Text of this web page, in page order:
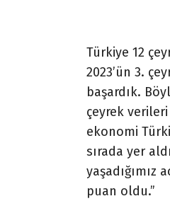
Türkiye 12
2023’ün 3.
başardık.
çeyrek verileri
ekonomi
sırada yer
yaşadığımız
puan oldu.”